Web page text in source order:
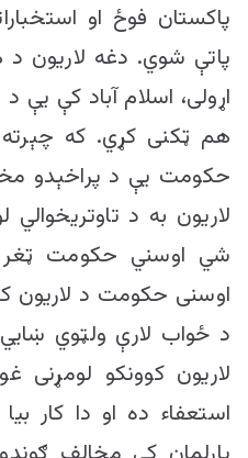
پاکستان فوځ او
پاتې شوي. دغه لاریون د
اړولی، اسلام آباد کې
هم ټکنی کړي. که چېرته
حکومت یې د پراخېدو
لاریون به د
شي اوسني حکومت
اوسنی حکومت د لاریون
د ځواب لارې ولټوي
لاریون کوونکو
استعفاء ده او دا کار